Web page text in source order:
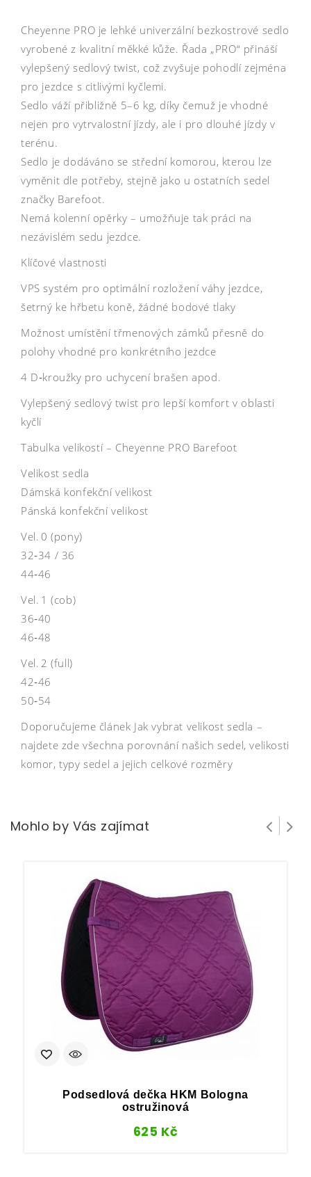
Cheyenne PRO je lehké univerzální bezkostrové sedlo
vyrobené z kvalitní měkké kůže. Řada „PRO“ přináší
vylepšený sedlový twist, což zvyšuje pohodlí zejména
pro jezdce s citlivými kyčlemi.
Sedlo váží přibližně 5–6 kg, díky čemuž je vhodné
nejen pro vytrvalostní jízdy, ale i pro dlouhé jízdy v
terénu.
Sedlo je dodáváno se střední komorou, kterou lze
vyměnit dle potřeby, stejně jako u ostatních sedel
značky Barefoot.
Nemá kolenní opěrky – umožňuje tak práci na
nezávislém sedu jezdce.
Klíčové vlastnosti
VPS systém pro optimální rozložení váhy jezdce,
šetrný ke hřbetu koně, žádné bodové tlaky
Možnost umístění třmenových zámků přesně do
polohy vhodné pro konkrétního jezdce
4 D‑kroužky pro uchycení brašen apod.
Vylepšený sedlový twist pro lepší komfort v oblasti
kyčlí
Tabulka velikostí – Cheyenne PRO Barefoot
Velikost sedla
Dámská konfekční velikost
Pánská konfekční velikost
Vel. 0 (pony)
32‑34 / 36
44‑46
Vel. 1 (cob)
36‑40
46‑48
Vel. 2 (full)
42‑46
50‑54
Doporučujeme článek Jak vybrat velikost sedla –
najdete zde všechna porovnání našich sedel, velikosti
komor, typy sedel a jejich celkové rozměry
Mohlo by Vás zajímat
Podsedlová dečka HKM Bologna
ostružinová
625 Kč